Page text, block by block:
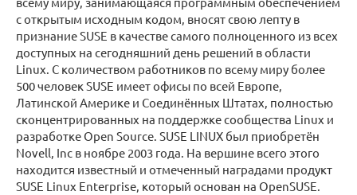
с открытым исходным кодом, вносят свою лепту в
признание SUSE в качестве самого полноценного из всех
доступных на сегодняшний день решений в области
Linux. С количеством работников по всему миру более
500 человек SUSE имеет офисы по всей Европе,
Латинской Америке и Соединённых Штатах, полностью
сконцентрированных на поддержке сообщества Linux и
разработке Open Source. SUSE LINUX был приобретён
Novell, Inc в ноябре 2003 года. На вершине всего этого
находится известный и отмеченный наградами продукт
SUSE Linux Enterprise, который основан на OpenSUSE.